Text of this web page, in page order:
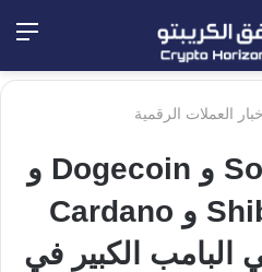
العملات الرقمية
لماذا تحتل Solana و Dogecoin و
XRP و Shiba Inu و Cardano
البامب الكبير في